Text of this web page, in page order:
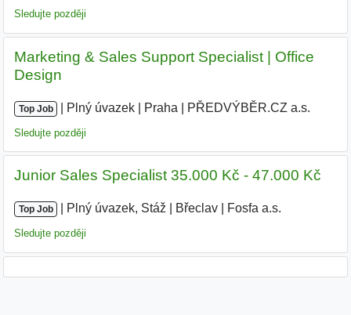
Sledujte později
Marketing & Sales Support Specialist | Office
Design
Top Job Plný úvazek Praha PŘEDVÝBĚR.CZ a.s.
Sledujte později
Junior Sales Specialist 35.000 Kč - 47.000 Kč
Top Job Plný úvazek, Stáž Břeclav Fosfa a.s.
Sledujte později